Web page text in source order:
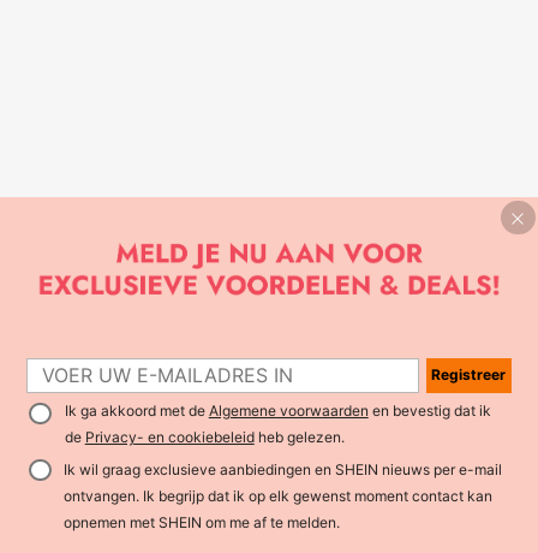
Registreer
Ik ga akkoord met de Algemene voorwaarden en bevestig dat ik
de Privacy- en cookiebeleidheb gelezen.
Ik wil graag exclusieve aanbiedingen en SHEIN nieuws per e-mail
ontvangen. Ik begrijp dat ik op elk gewenst moment contact kan
opnemen met SHEIN om me af te melden.